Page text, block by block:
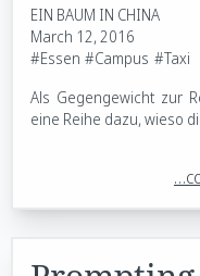
EIN BAUM IN CHINA
March 12, 2016
#Essen #Campus #Taxi
Als Gegengewicht zur
eine Reihe dazu, wieso